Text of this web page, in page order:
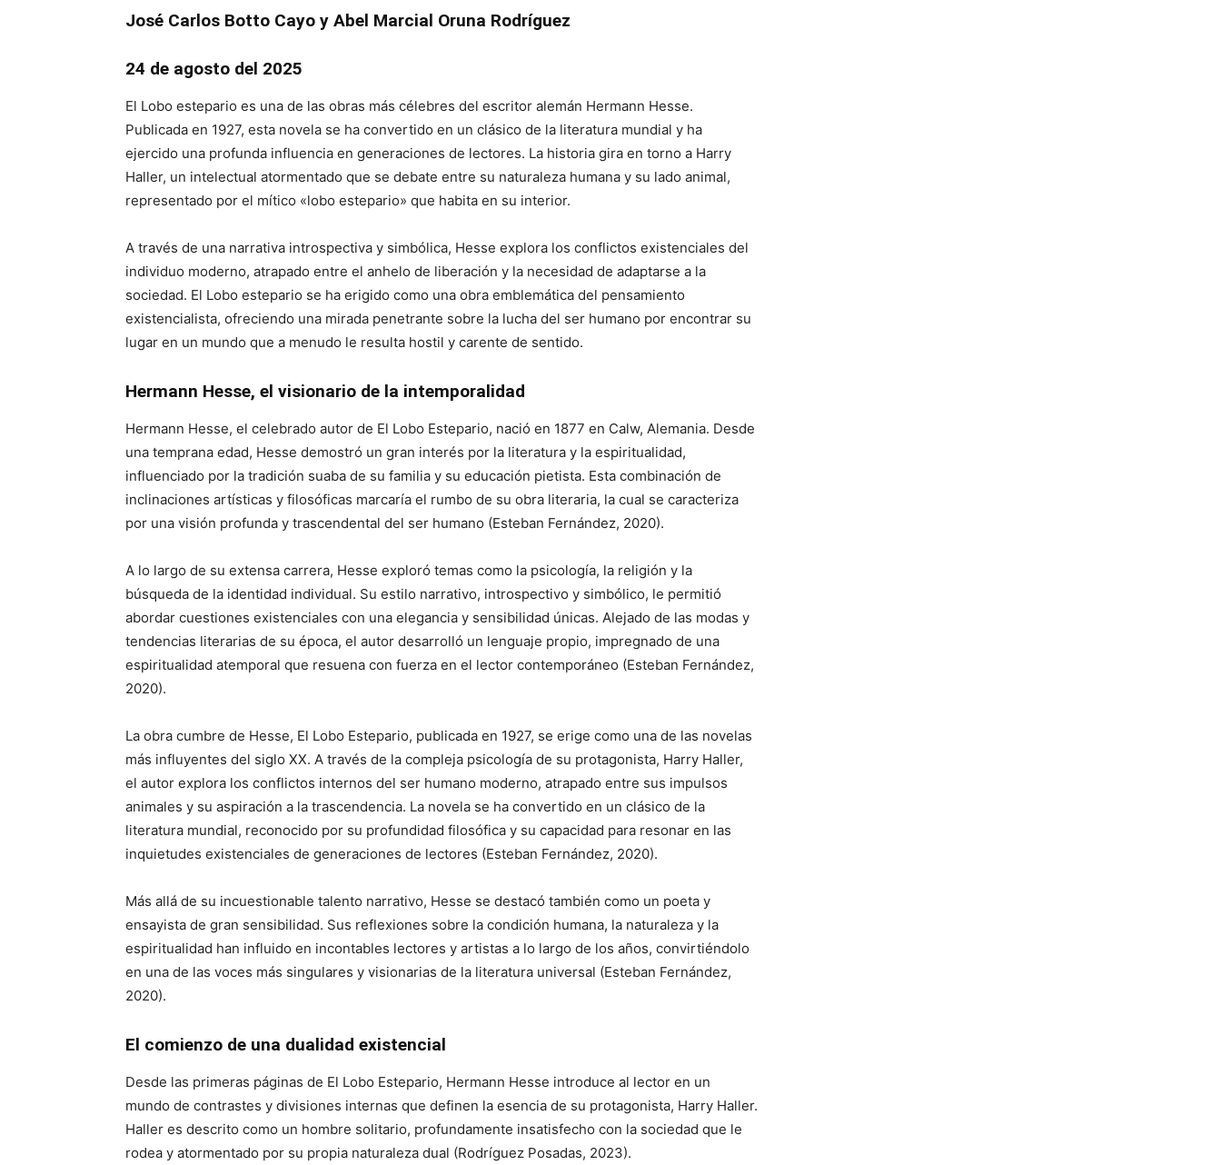
José Carlos Botto Cayo y Abel Marcial Oruna Rodríguez
24 de agosto del 2025
El Lobo estepario es una de las obras más célebres del escritor alemán Hermann Hesse.
Publicada en 1927, esta novela se ha convertido en un clásico de la literatura mundial y ha
ejercido una profunda influencia en generaciones de lectores. La historia gira en torno a Harry
Haller, un intelectual atormentado que se debate entre su naturaleza humana y su lado animal,
representado por el mítico «lobo estepario» que habita en su interior.
A través de una narrativa introspectiva y simbólica, Hesse explora los conflictos existenciales del
individuo moderno, atrapado entre el anhelo de liberación y la necesidad de adaptarse a la
sociedad. El Lobo estepario se ha erigido como una obra emblemática del pensamiento
existencialista, ofreciendo una mirada penetrante sobre la lucha del ser humano por encontrar su
lugar en un mundo que a menudo le resulta hostil y carente de sentido.
Hermann Hesse, el visionario de la intemporalidad
Hermann Hesse, el celebrado autor de El Lobo Estepario, nació en 1877 en Calw, Alemania. Desde
una temprana edad, Hesse demostró un gran interés por la literatura y la espiritualidad,
influenciado por la tradición suaba de su familia y su educación pietista. Esta combinación de
inclinaciones artísticas y filosóficas marcaría el rumbo de su obra literaria, la cual se caracteriza
por una visión profunda y trascendental del ser humano (Esteban Fernández, 2020).
A lo largo de su extensa carrera, Hesse exploró temas como la psicología, la religión y la
búsqueda de la identidad individual. Su estilo narrativo, introspectivo y simbólico, le permitió
abordar cuestiones existenciales con una elegancia y sensibilidad únicas. Alejado de las modas y
tendencias literarias de su época, el autor desarrolló un lenguaje propio, impregnado de una
espiritualidad atemporal que resuena con fuerza en el lector contemporáneo (Esteban Fernández,
2020).
La obra cumbre de Hesse, El Lobo Estepario, publicada en 1927, se erige como una de las novelas
más influyentes del siglo XX. A través de la compleja psicología de su protagonista, Harry Haller,
el autor explora los conflictos internos del ser humano moderno, atrapado entre sus impulsos
animales y su aspiración a la trascendencia. La novela se ha convertido en un clásico de la
literatura mundial, reconocido por su profundidad filosófica y su capacidad para resonar en las
inquietudes existenciales de generaciones de lectores (Esteban Fernández, 2020).
Más allá de su incuestionable talento narrativo, Hesse se destacó también como un poeta y
ensayista de gran sensibilidad. Sus reflexiones sobre la condición humana, la naturaleza y la
espiritualidad han influido en incontables lectores y artistas a lo largo de los años, convirtiéndolo
en una de las voces más singulares y visionarias de la literatura universal (Esteban Fernández,
2020).
El comienzo de una dualidad existencial
Desde las primeras páginas de El Lobo Estepario, Hermann Hesse introduce al lector en un
mundo de contrastes y divisiones internas que definen la esencia de su protagonista, Harry Haller.
Haller es descrito como un hombre solitario, profundamente insatisfecho con la sociedad que le
rodea y atormentado por su propia naturaleza dual (Rodríguez Posadas, 2023).